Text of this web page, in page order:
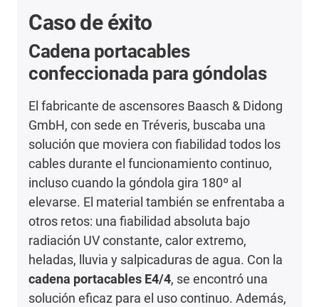
Caso de éxito
Cadena portacables
confeccionada para góndolas
El fabricante de ascensores Baasch & Didong
GmbH, con sede en Tréveris, buscaba una
solución que moviera con fiabilidad todos los
cables durante el funcionamiento continuo,
incluso cuando la góndola gira 180º al
elevarse. El material también se enfrentaba a
otros retos: una fiabilidad absoluta bajo
radiación UV constante, calor extremo,
heladas, lluvia y salpicaduras de agua. Con la
cadena portacables E4/4, se encontró una
solución eficaz para el uso continuo. Además,